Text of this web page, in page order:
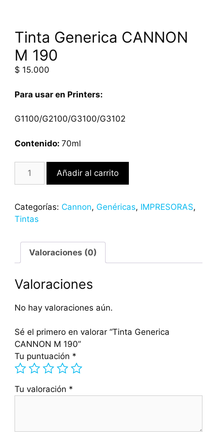
Tinta Generica CANNON
M 190
$ 15.000
Para usar en Printers:
G1100/G2100/G3100/G3102
Contenido: 70ml
Añadir al carrito
Categorías: Cannon, Genéricas, IMPRESORAS,
Tintas
Valoraciones (0)
Valoraciones
No hay valoraciones aún.
Sé el primero en valorar “Tinta Generica
CANNON M 190”
Tu puntuación *
Tu valoración *